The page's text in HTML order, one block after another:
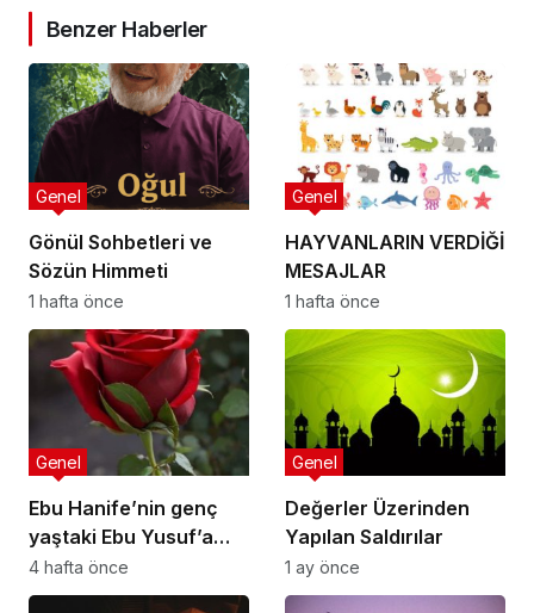
Benzer Haberler
Gönül Sohbetleri ve
Sözün Himmeti
Genel
1 hafta önce
HAYVANLARIN VERDİĞİ
MESAJLAR
Genel
1 hafta önce
Ebu Hanife’nin genç
yaştaki Ebu Yusuf’a
nasihatlerinden
bazıları:
Genel
4 hafta önce
Değerler Üzerinden
Yapılan Saldırılar
Genel
1 ay önce